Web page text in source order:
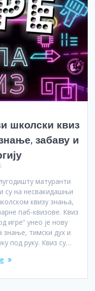
школски квиз
забаву и
матуранти
су на несвакидашњи
квизу знања,
пaб-квизове. Квиз
игре“ унео је нову
знање, тимски дух и
под руку. Квиз су…